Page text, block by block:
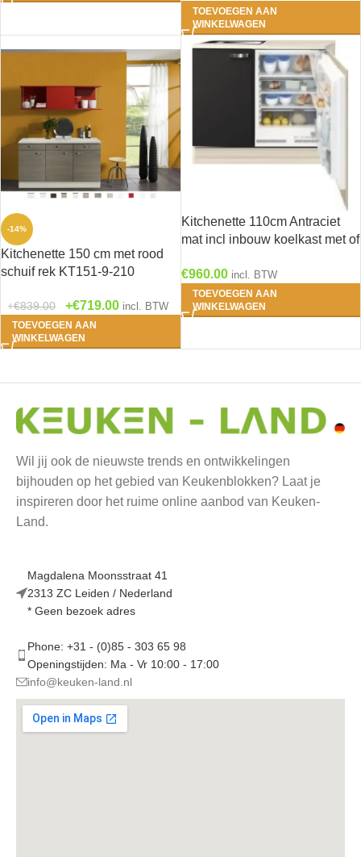
TOEVOEGEN AAN
WINKELWAGEN
-14%
Kitchenette 150 cm met rood
schuif rek KT151-9-210
€839.00 €719.00 incl. BTW
TOEVOEGEN AAN
WINKELWAGEN
Kitchenette 110cm Antraciet
mat incl inbouw koelkast met of
€960.00 incl. BTW
TOEVOEGEN AAN
WINKELWAGEN
Wil jij ook de nieuwste trends en ontwikkelingen
bijhouden op het gebied van Keukenblokken? Laat je
inspireren door het ruime online aanbod van Keuken-
Land.
Magdalena Moonsstraat 41
2313 ZC Leiden / Nederland
* Geen bezoek adres
Phone: +31 - (0)85 - 303 65 98
Openingstijden: Ma - Vr 10:00 - 17:00
info@keuken-land.nl